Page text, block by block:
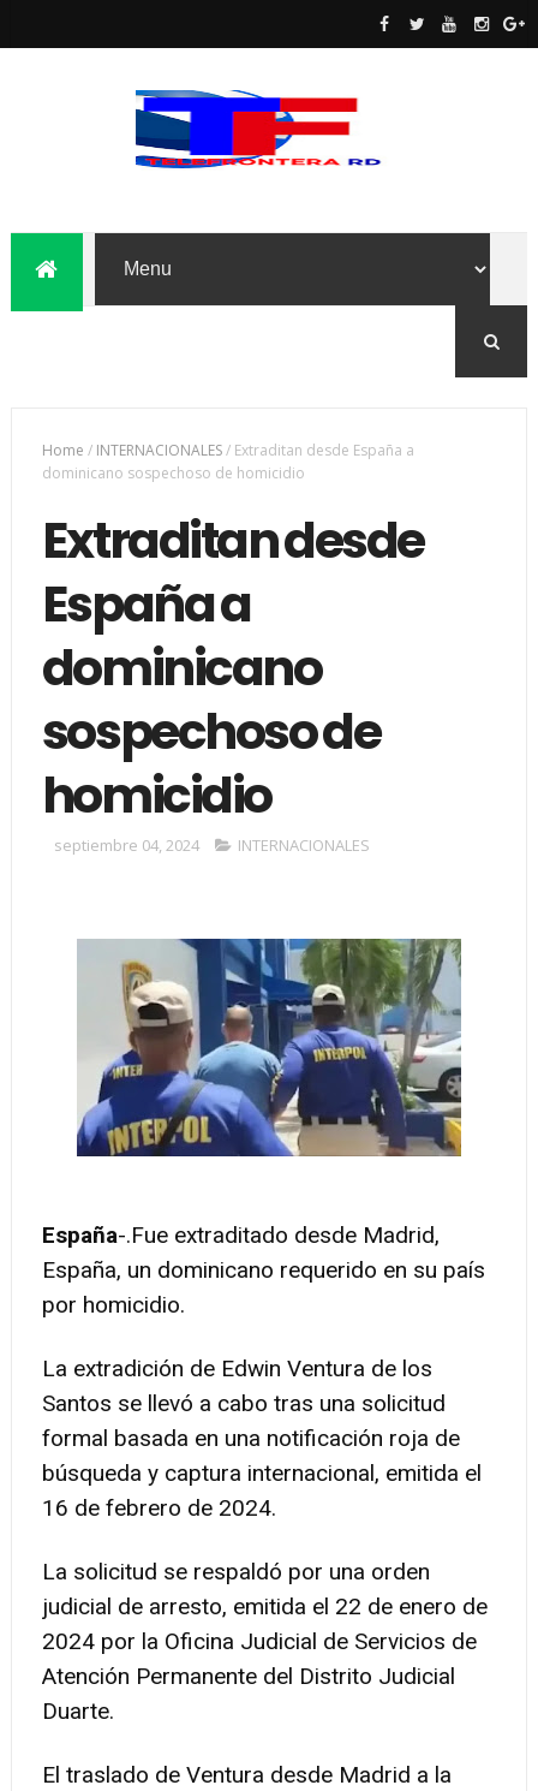
Home / INTERNACIONALES/ Extraditan desde España a
dominicano sospechoso de homicidio
Extraditan desde
España a
dominicano
sospechoso de
homicidio
septiembre 04, 2024 INTERNACIONALES
España-.Fue extraditado desde Madrid,
España, un dominicano requerido en su país
por homicidio.
La extradición de Edwin Ventura de los
Santos se llevó a cabo tras una solicitud
formal basada en una notificación roja de
búsqueda y captura internacional, emitida el
16 de febrero de 2024.
La solicitud se respaldó por una orden
judicial de arresto, emitida el 22 de enero de
2024 por la Oficina Judicial de Servicios de
Atención Permanente del Distrito Judicial
Duarte.
El traslado de Ventura desde Madrid a la